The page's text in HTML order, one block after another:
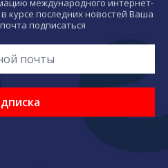
международного интернет-
курсе последних новостей Ваша
подписаться